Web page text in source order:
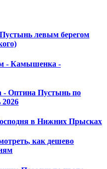
левым берегом
- Камышенка -
Оптина Пустынь по
2026
в Нижних Прысках
как дешево